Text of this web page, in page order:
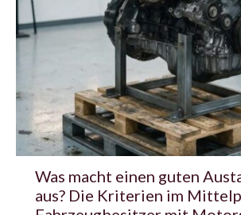
Was macht einen guten
aus? Die Kriterien im